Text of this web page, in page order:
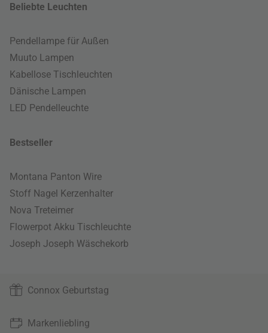
Beliebte Leuchten
Pendellampe für Außen
Muuto Lampen
Kabellose Tischleuchten
Dänische Lampen
LED Pendelleuchte
Bestseller
Montana Panton Wire
Stoff Nagel Kerzenhalter
Nova Treteimer
Flowerpot Akku Tischleuchte
Joseph Joseph Wäschekorb
Connox Geburtstag
Markenliebling